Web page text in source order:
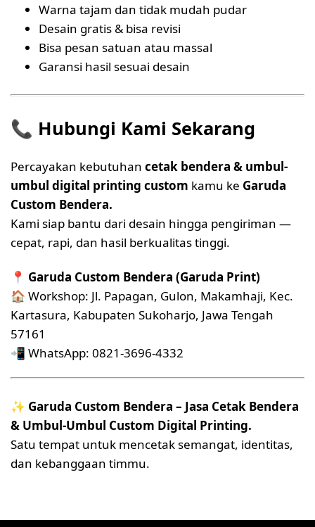
Warna tajam dan tidak mudah pudar
Desain gratis & bisa revisi
Bisa pesan satuan atau massal
Garansi hasil sesuai desain
📞 Hubungi Kami Sekarang
Percayakan kebutuhan cetak bendera & umbul-
umbul digital printing custom kamu ke Garuda
Custom Bendera.
Kami siap bantu dari desain hingga pengiriman —
cepat, rapi, dan hasil berkualitas tinggi.
📍 Garuda Custom Bendera (Garuda Print)
🏠 Workshop: Jl. Papagan, Gulon, Makamhaji, Kec.
Kartasura, Kabupaten Sukoharjo, Jawa Tengah
57161
📲 WhatsApp: 0821-3696-4332
✨ Garuda Custom Bendera – Jasa Cetak Bendera
& Umbul-Umbul Custom Digital Printing.
Satu tempat untuk mencetak semangat, identitas,
dan kebanggaan timmu.